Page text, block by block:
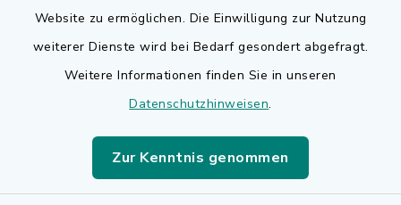
Website zu ermöglichen. Die Einwilligung zur Nutzung
weiterer Dienste wird bei Bedarf gesondert abgefragt.
Weitere Informationen finden Sie in unseren
Datenschutzhinweisen.
Zur Kenntnis genommen
Barrierefreiheit
Impressum